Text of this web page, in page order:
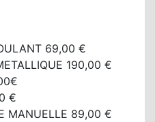
69,00 €
190,00 €
€
MANUELLE 89,00 €